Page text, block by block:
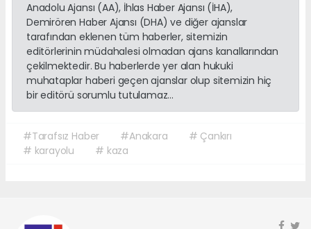
Anadolu Ajansı (AA), İhlas Haber Ajansı (İHA),
Demirören Haber Ajansı (DHA) ve diğer ajanslar
tarafından eklenen tüm haberler, sitemizin
editörlerinin müdahalesi olmadan ajans kanallarından
çekilmektedir. Bu haberlerde yer alan hukuki
muhataplar haberi geçen ajanslar olup sitemizin hiç
bir editörü sorumlu tutulamaz...
#Tarafsız Haber #Anakara
# Çankırı
# karayolu
# kaza